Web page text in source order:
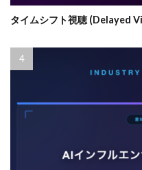
タイムシフト視聴 (Delayed